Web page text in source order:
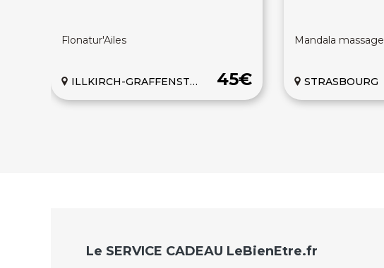
Flonatur'Ailes
45€
ILLKIRCH-GRAFFENSTADEN
Mandala massage
STRASBOURG
Le SERVICE CADEAU LeBienEtre.fr